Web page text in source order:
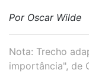
Por Oscar Wilde
Nota: Trecho
importância", de